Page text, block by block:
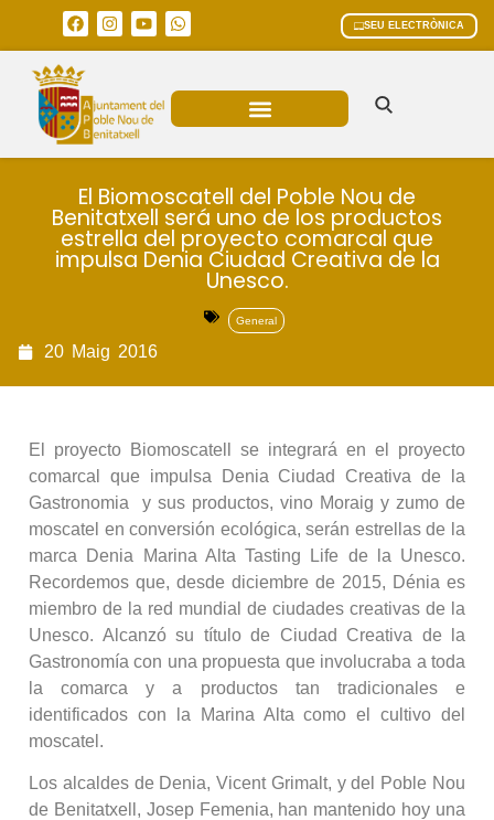
SEU ELECTRÒNICA
El Biomoscatell del Poble Nou de
Benitatxell será uno de los productos
estrella del proyecto comarcal que
impulsa Denia Ciudad Creativa de la
Unesco.
General
20 Maig 2016
El proyecto Biomoscatell se integrará en el proyecto
comarcal que impulsa Denia Ciudad Creativa de la
Gastronomia y sus productos, vino Moraig y zumo de
moscatel en conversión ecológica, serán estrellas de la
marca Denia Marina Alta Tasting Life de la Unesco.
Recordemos que, desde diciembre de 2015, Dénia es
miembro de la red mundial de ciudades creativas de la
Unesco. Alcanzó su título de Ciudad Creativa de la
Gastronomía con una propuesta que involucraba a toda
la comarca y a productos tan tradicionales e
identificados con la Marina Alta como el cultivo del
moscatel.
Los alcaldes de Denia, Vicent Grimalt, y del Poble Nou
de Benitatxell, Josep Femenia, han mantenido hoy una